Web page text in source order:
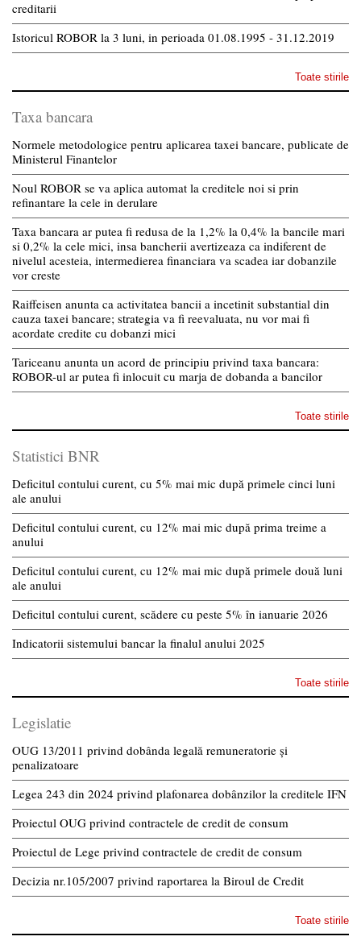
creditarii
Istoricul ROBOR la 3 luni, in perioada 01.08.1995 - 31.12.2019
Toate stirile
Taxa bancara
Normele metodologice pentru aplicarea taxei bancare, publicate de
Ministerul Finantelor
Noul ROBOR se va aplica automat la creditele noi si prin
refinantare la cele in derulare
Taxa bancara ar putea fi redusa de la 1,2% la 0,4% la bancile mari
si 0,2% la cele mici, insa bancherii avertizeaza ca indiferent de
nivelul acesteia, intermedierea financiara va scadea iar dobanzile
vor creste
Raiffeisen anunta ca activitatea bancii a incetinit substantial din
cauza taxei bancare; strategia va fi reevaluata, nu vor mai fi
acordate credite cu dobanzi mici
Tariceanu anunta un acord de principiu privind taxa bancara:
ROBOR-ul ar putea fi inlocuit cu marja de dobanda a bancilor
Toate stirile
Statistici BNR
Deficitul contului curent, cu 5% mai mic după primele cinci luni
ale anului
Deficitul contului curent, cu 12% mai mic după prima treime a
anului
Deficitul contului curent, cu 12% mai mic după primele două luni
ale anului
Deficitul contului curent, scădere cu peste 5% în ianuarie 2026
Indicatorii sistemului bancar la finalul anului 2025
Toate stirile
Legislatie
OUG 13/2011 privind dobânda legală remuneratorie și
penalizatoare
Legea 243 din 2024 privind plafonarea dobânzilor la creditele IFN
Proiectul OUG privind contractele de credit de consum
Proiectul de Lege privind contractele de credit de consum
Decizia nr.105/2007 privind raportarea la Biroul de Credit
Toate stirile